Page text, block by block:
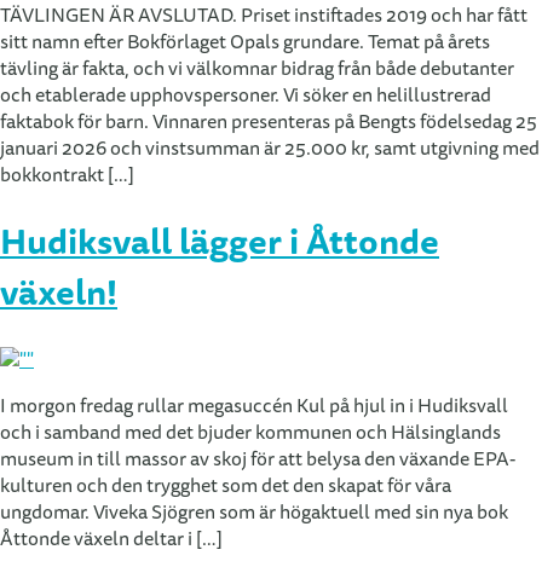
TÄVLINGEN ÄR AVSLUTAD. Priset instiftades 2019 och har fått
sitt namn efter Bokförlaget Opals grundare. Temat på årets
tävling är fakta, och vi välkomnar bidrag från både debutanter
och etablerade upphovspersoner. Vi söker en helillustrerad
faktabok för barn. Vinnaren presenteras på Bengts födelsedag 25
januari 2026 och vinstsumman är 25.000 kr, samt utgivning med
bokkontrakt […]
Hudiksvall lägger i Åttonde
växeln!
I morgon fredag rullar megasuccén Kul på hjul in i Hudiksvall
och i samband med det bjuder kommunen och Hälsinglands
museum in till massor av skoj för att belysa den växande EPA-
kulturen och den trygghet som det den skapat för våra
ungdomar. Viveka Sjögren som är högaktuell med sin nya bok
Åttonde växeln deltar i […]